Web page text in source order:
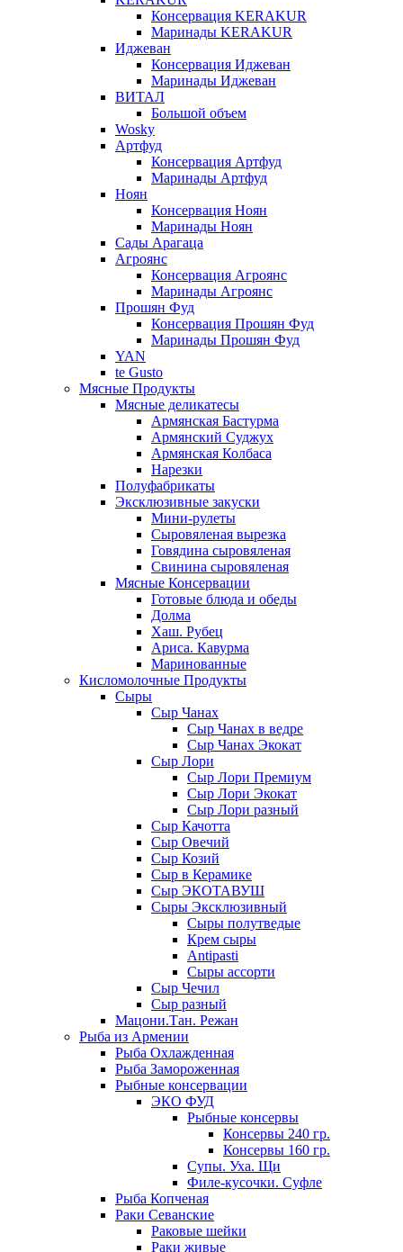
Консервация KERAKUR
Маринады KERAKUR
Иджеван
Консервация Иджеван
Маринады Иджеван
ВИТАЛ
Большой объем
Wosky
Артфуд
Консервация Артфуд
Маринады Артфуд
Ноян
Консервация Ноян
Маринады Ноян
Сады Арагаца
Агроянс
Консервация Агроянс
Маринады Агроянс
Прошян Фуд
Консервация Прошян Фуд
Маринады Прошян Фуд
YAN
te Gusto
Мясные Продукты
Мясные деликатесы
Армянская Бастурма
Армянский Суджух
Армянская Колбаса
Нарезки
Полуфабрикаты
Эксклюзивные закуски
Мини-рулеты
Сыровяленая вырезка
Говядина сыровяленая
Свинина сыровяленая
Мясные Консервации
Готовые блюда и обеды
Долма
Хаш. Рубец
Ариса. Кавурма
Маринованные
Кисломолочные Продукты
Сыры
Сыр Чанах
Сыр Чанах в ведре
Сыр Чанах Экокат
Сыр Лори
Сыр Лори Премиум
Сыр Лори Экокат
Сыр Лори разный
Сыр Качотта
Сыр Овечий
Сыр Козий
Сыр в Керамике
Сыр ЭКОТАВУШ
Сыры Эксклюзивный
Сыры полутведые
Крем сыры
Antipasti
Сыры ассорти
Сыр Чечил
Сыр разный
Мацони.Тан. Режан
Рыба из Армении
Рыба Охлажденная
Рыба Замороженная
Рыбные консервации
ЭКО ФУД
Рыбные консервы
Консервы 240 гр.
Консервы 160 гр.
Супы. Уха. Щи
Филе-кусочки. Суфле
Рыба Копченая
Раки Севанские
Раковые шейки
Раки живые